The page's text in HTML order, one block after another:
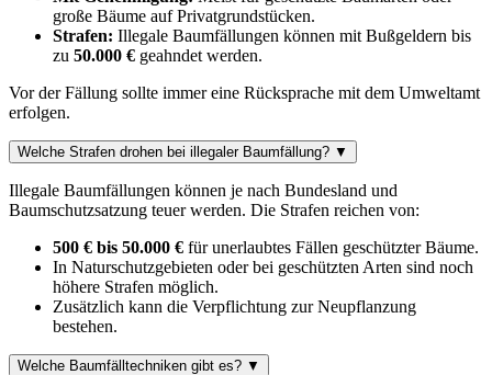
große Bäume auf Privatgrundstücken.
Strafen: Illegale Baumfällungen können mit Bußgeldern bis
zu 50.000 € geahndet werden.
Vor der Fällung sollte immer eine Rücksprache mit dem Umweltamt
erfolgen.
Welche Strafen drohen bei illegaler Baumfällung? ▼
Illegale Baumfällungen können je nach Bundesland und
Baumschutzsatzung teuer werden. Die Strafen reichen von:
500 € bis 50.000 € für unerlaubtes Fällen geschützter Bäume.
In Naturschutzgebieten oder bei geschützten Arten sind noch
höhere Strafen möglich.
Zusätzlich kann die Verpflichtung zur Neupflanzung
bestehen.
Welche Baumfälltechniken gibt es? ▼